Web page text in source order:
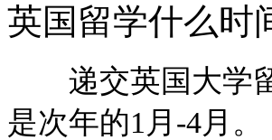
英国留学什么时
递交英国大学留
是次年的1月-4月。